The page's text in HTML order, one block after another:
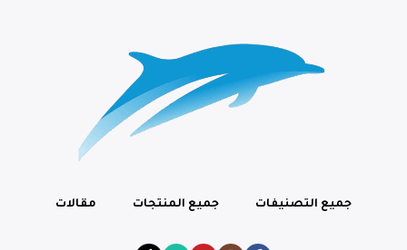
جميع التصنيفات جميع المنتجات مقالات